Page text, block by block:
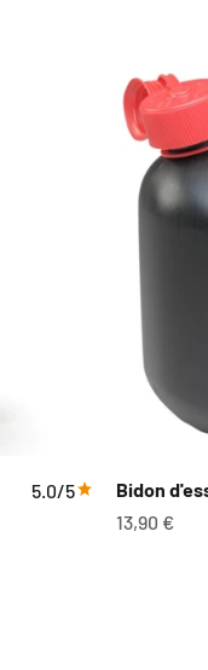
5.0/5
Bidon
Prix de
13,90 €